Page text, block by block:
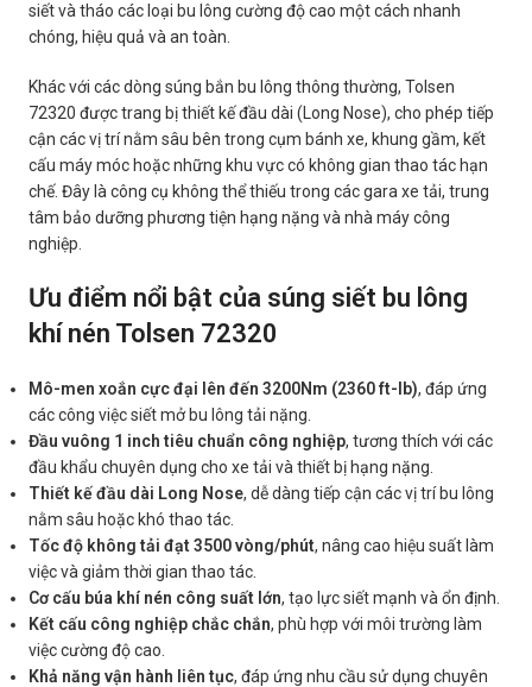
siết và tháo các loại bu lông cường độ cao một cách nhanh
chóng, hiệu quả và an toàn.
Khác với các dòng súng bắn bu lông thông thường, Tolsen
72320 được trang bị thiết kế đầu dài (Long Nose), cho phép tiếp
cận các vị trí nằm sâu bên trong cụm bánh xe, khung gầm, kết
cấu máy móc hoặc những khu vực có không gian thao tác hạn
chế. Đây là công cụ không thể thiếu trong các gara xe tải, trung
tâm bảo dưỡng phương tiện hạng nặng và nhà máy công
nghiệp.
Ưu điểm nổi bật của súng siết bu lông
khí nén Tolsen 72320
Mô-men xoắn cực đại lên đến 3200Nm (2360 ft-lb), đáp ứng
các công việc siết mở bu lông tải nặng.
Đầu vuông 1 inch tiêu chuẩn công nghiệp, tương thích với các
đầu khẩu chuyên dụng cho xe tải và thiết bị hạng nặng.
Thiết kế đầu dài Long Nose, dễ dàng tiếp cận các vị trí bu lông
nằm sâu hoặc khó thao tác.
Tốc độ không tải đạt 3500 vòng/phút, nâng cao hiệu suất làm
việc và giảm thời gian thao tác.
Cơ cấu búa khí nén công suất lớn, tạo lực siết mạnh và ổn định.
Kết cấu công nghiệp chắc chắn, phù hợp với môi trường làm
việc cường độ cao.
Khả năng vận hành liên tục, đáp ứng nhu cầu sử dụng chuyên